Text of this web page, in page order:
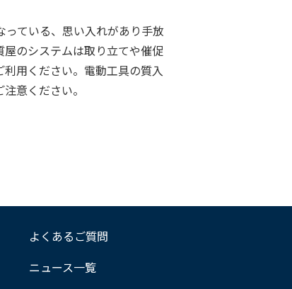
ている、思い入れがあり手放
のシステムは取り立てや催促
用ください。電動工具の質入
意ください。
よくあるご質問
ニュース一覧